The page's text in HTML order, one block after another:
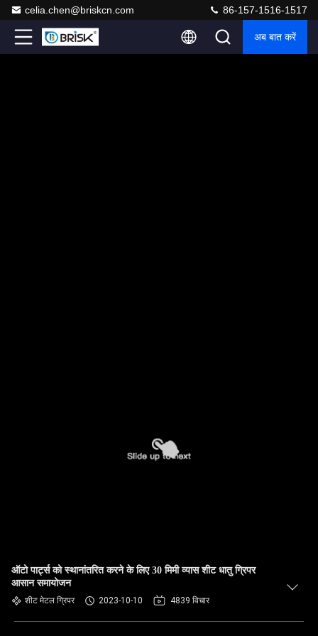
celia.chen@briskcn.com 86-157-1516-1517
अब बात करें
ऑटो पार्ट्स को स्थानांतरित करने के लिए 30 मिमी व्यास शीट धातु ग्रिपर
आसान समायोजन
शीट मेटल ग्रिपर 2023-10-10 4839 विचार